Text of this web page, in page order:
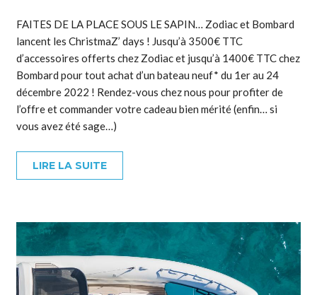
FAITES DE LA PLACE SOUS LE SAPIN… Zodiac et Bombard
lancent les ChristmaZ’ days ! Jusqu’à 3500€ TTC
d’accessoires offerts chez Zodiac et jusqu’à 1400€ TTC chez
Bombard pour tout achat d’un bateau neuf* du 1er au 24
décembre 2022 ! Rendez-vous chez nous pour profiter de
l’offre et commander votre cadeau bien mérité (enfin… si
vous avez été sage…)
LIRE LA SUITE